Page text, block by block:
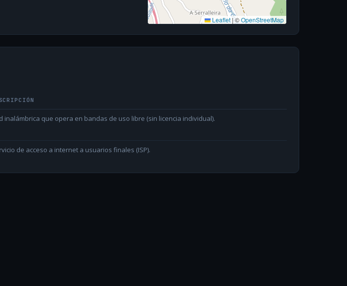
Leaflet |©OpenStreetMap
inalámbrica que opera en bandas de uso libre (sin licencia individual).
de acceso a internet a usuarios finales (ISP).